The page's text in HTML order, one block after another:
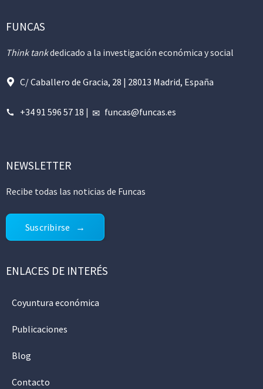
FUNCAS
Think tankdedicado a la investigación económica y social
C/ Caballero de Gracia, 28 | 28013 Madrid, España
+34 91 596 57 18 | funcas@funcas.es
NEWSLETTER
Recibe todas las noticias de Funcas
Suscribirse
ENLACES DE INTERÉS
Coyuntura económica
Publicaciones
Blog
Contacto